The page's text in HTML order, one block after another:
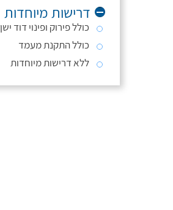
דרישות מיוחדות
כולל פירוק ופינוי דוד ישן
כולל התקנת מעמד
ללא דרישות מיוחדות